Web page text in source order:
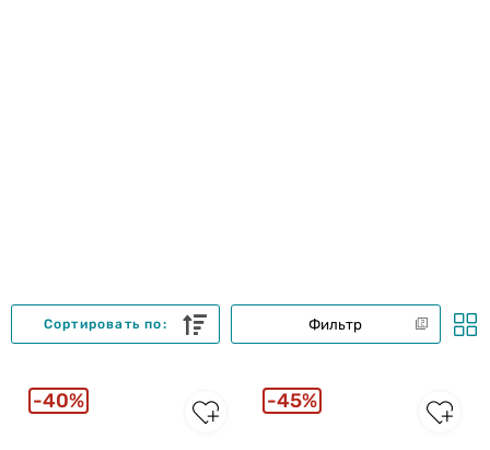
Фильтр
Сортировать по:
40% 45%